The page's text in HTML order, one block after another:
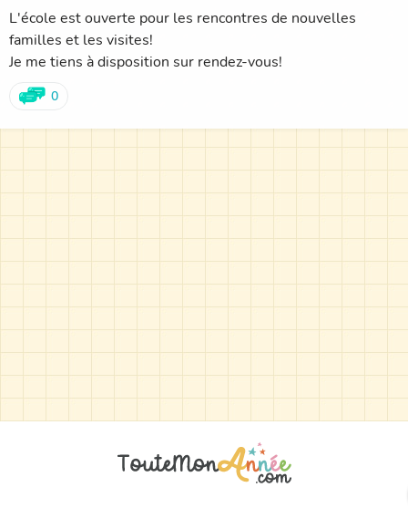
L'école est ouverte pour les rencontres de nouvelles
familles et les visites!
Je me tiens à disposition sur rendez-vous!
0